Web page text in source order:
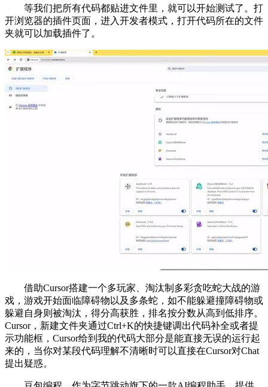
等我们把所有代码都贴进文件里，就可以开始测试了。打
开浏览器的插件页面，进入开发者模式，打开代码所在的文件
夹就可以加载插件了。
借助Cursor搭建一个多玩家、淘汰制多彩贪吃蛇大战的游
戏，游戏开始面临障碍物以及多条蛇，如不能躲避撞障碍物或
躲避自身则被淘汰，得分高获胜，排名按分数从高到低排序。
Cursor，新建文件夹通过Ctrl+K的快捷键调出代码补全或者提
示功能框，Cursor给到我的代码大部分是能直接无误的运行起
来的，当你对某段代码理解不清晰时可以直接在Cursor对Chat
提出疑惑。